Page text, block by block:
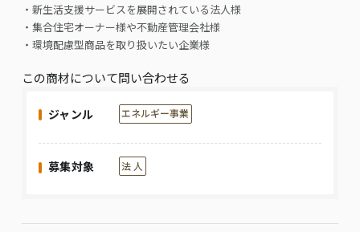
・新生活支援サービスを展開されている法人様
・集合住宅オーナー様や不動産管理会社様
・環境配慮型商品を取り扱いたい企業様
この商材について問い合わせる
ジャンル エネルギー事業
募集対象 法 人